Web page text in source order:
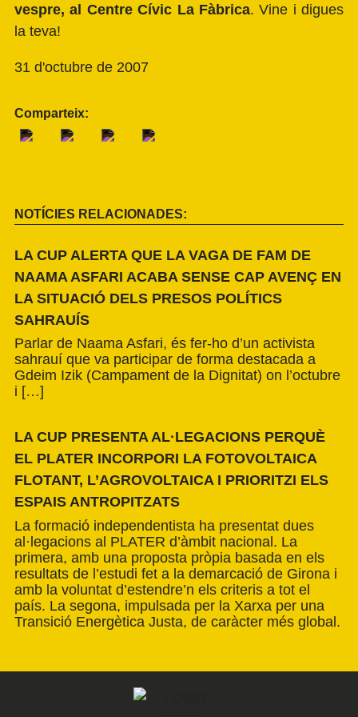
vespre, al Centre Cívic La Fàbrica. Vine i digues
la teva!
31 d'octubre de 2007
Comparteix:
NOTÍCIES RELACIONADES:
LA CUP ALERTA QUE LA VAGA DE FAM DE
NAAMA ASFARI ACABA SENSE CAP AVENÇ EN
LA SITUACIÓ DELS PRESOS POLÍTICS
SAHRAUÍS
Parlar de Naama Asfari, és fer-ho d’un activista
sahrauí que va participar de forma destacada a
Gdeim Izik (Campament de la Dignitat) on l’octubre
i […]
LA CUP PRESENTA AL·LEGACIONS PERQUÈ
EL PLATER INCORPORI LA FOTOVOLTAICA
FLOTANT, L’AGROVOLTAICA I PRIORITZI ELS
ESPAIS ANTROPITZATS
La formació independentista ha presentat dues
al·legacions al PLATER d’àmbit nacional. La
primera, amb una proposta pròpia basada en els
resultats de l’estudi fet a la demarcació de Girona i
amb la voluntat d’estendre’n els criteris a tot el
país. La segona, impulsada per la Xarxa per una
Transició Energètica Justa, de caràcter més global.